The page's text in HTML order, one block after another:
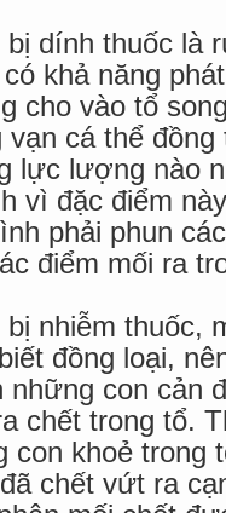
bị dính thuốc là
khả năng
cho vào tổ
cá thể đồng
lực lượng nào
vì đặc điểm
phải phun
điểm mối ra
bị nhiễm thuốc,
đồng loại,
những con cản
chết trong tổ.
con khoẻ trong
chết vứt ra